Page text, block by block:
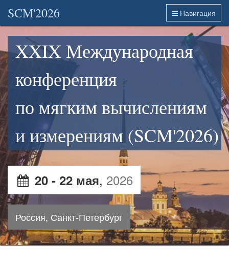
Навигация
SCM'2026
XXIX Международная
конференция
по мягким вычислениям
и измерениям (SCM'2026)
20 - 22 мая, 2026
Россия, Санкт-Петербург